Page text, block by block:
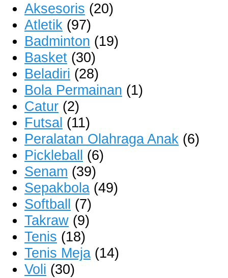
Aksesoris (20)
Atletik (97)
Badminton (19)
Basket (30)
Beladiri (28)
Bola Permainan (1)
Catur (2)
Futsal (11)
Peralatan Olahraga Anak (6)
Pickleball (6)
Senam (39)
Sepakbola (49)
Softball (7)
Takraw (9)
Tenis (18)
Tenis Meja (14)
Voli (30)